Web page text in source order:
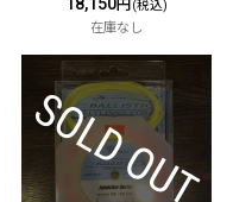
18,150円 (税込)
在庫なし